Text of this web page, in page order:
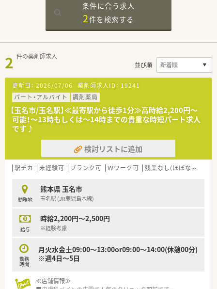
条件に合う求人
2件を検索する
2 件の薬剤師求人
並び順
更新日： 2026/07/06 薬剤師求人ID： 19241
パート・アルバイト
調剤薬局
【玉名市/玉名駅】≪最寄駅から徒歩1分≫高時給2,200円～
可能！～13時もしくは～14時までの貴重な時短パート求人
です♪
検討リストに追加
駅チカ 未経験可 ブランク可 Ｗワーク可 残業なし(ほぼなし含む)
勤務地
熊本県 玉名市
玉名駅 (JR鹿児島本線)
給与
時給2,200円～2,500円
※経験考慮
勤務
時間
月火水金土09:00～13:00or09:00～14:00(休憩00分)
※週4日～5日
≪店舗情報≫